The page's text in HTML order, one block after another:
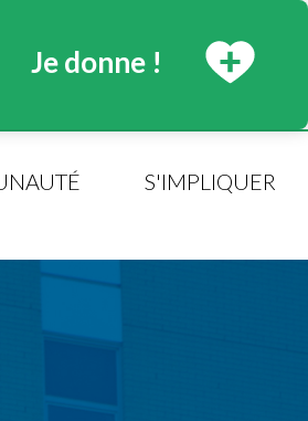
Je donne !
S'IMPLIQUER